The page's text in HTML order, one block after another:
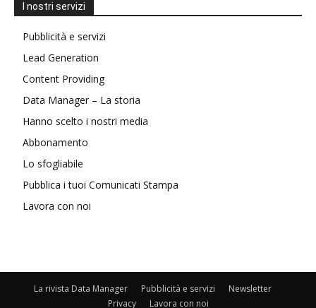
I nostri servizi
Pubblicità e servizi
Lead Generation
Content Providing
Data Manager – La storia
Hanno scelto i nostri media
Abbonamento
Lo sfogliabile
Pubblica i tuoi Comunicati Stampa
Lavora con noi
La rivista Data Manager Pubblicità e servizi
Newsletter
Privacy
Lavora con noi